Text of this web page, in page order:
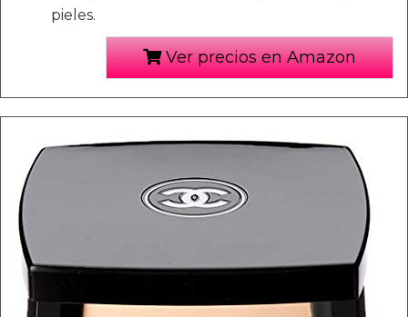
pieles.
Ver precios en Amazon